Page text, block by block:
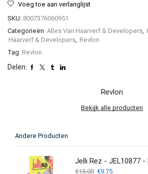
Voeg toe aan verlanglijst
SKU: 8007376060951
Categorieën Alles Van Haarverf & Developers,
Haarverf & Developers, Revlon
Tag: Revlon
Delen:
Revlon
Bekijk alle producten
Andere Producten
€15.00 Oorspronkelijke
€9.75Huidige